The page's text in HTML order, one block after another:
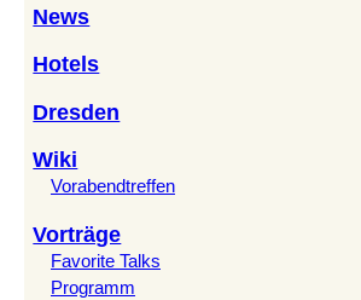
News
Hotels
Dresden
Wiki
Vorabendtreffen
Vorträge
Favorite Talks
Programm